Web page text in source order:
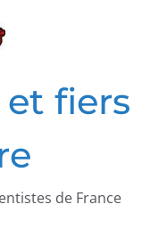
fiers
de France